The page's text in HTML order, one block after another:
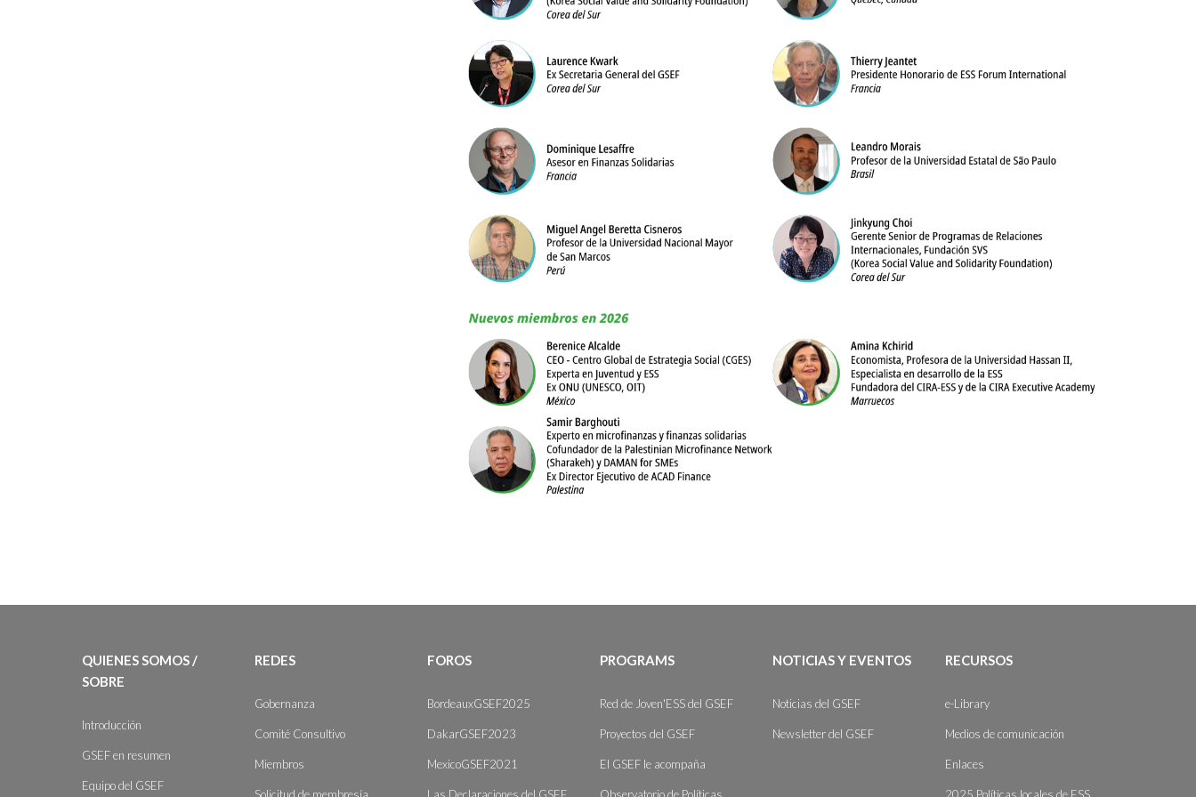
QUIENES SOMOS /
SOBRE
Introducción
GSEF en resumen
Equipo del GSEF
REDES
Gobernanza
Comité Consultivo
Miembros
FOROS
BordeauxGSEF2025
DakarGSEF2023
MexicoGSEF2021
PROGRAMS
Red de Joven'ESS del GSEF
Proyectos del GSEF
El GSEF le acompaña
NOTICIAS Y EVENTOS
Noticias del GSEF
Newsletter del GSEF
RECURSOS
e-Library
Medios de comunicación
Enlaces